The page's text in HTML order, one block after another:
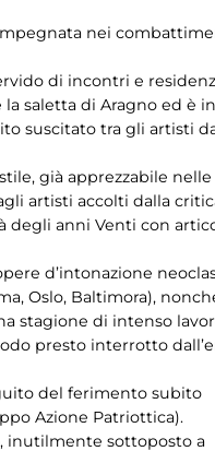
nei
di incontri e
saletta di Aragno ed è in
suscitato tra gli artisti
già apprezzabile nelle
artisti accolti dalla
degli anni Venti con
d’intonazione
Oslo, Baltimora),
stagione di intenso
presto interrotto
del ferimento subito
Azione Patriottica).
inutilmente sottoposto a